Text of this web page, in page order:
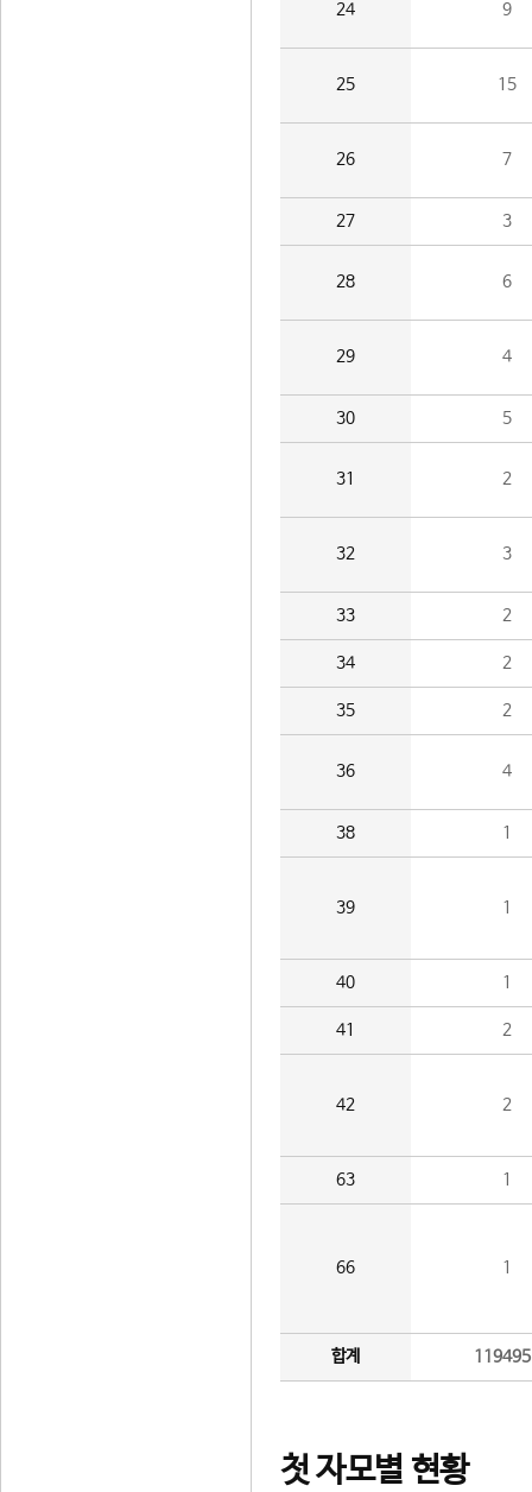
24 9
25 15
26 7
27 3
28 6
29 4
30 5
31 2
32 3
33 2
34 2
35 2
36 4
38 1
39 1
40 1
41 2
42 2
63 1
66 1
합계
첫 자모별 현황